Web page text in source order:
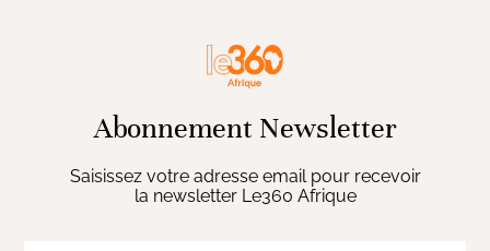
Abonnement Newsletter
Saisissez votre adresse email pour recevoir
la newsletter Le360 Afrique